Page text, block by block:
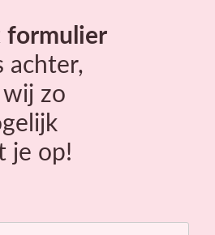
formulier
achter,
zo
je op!